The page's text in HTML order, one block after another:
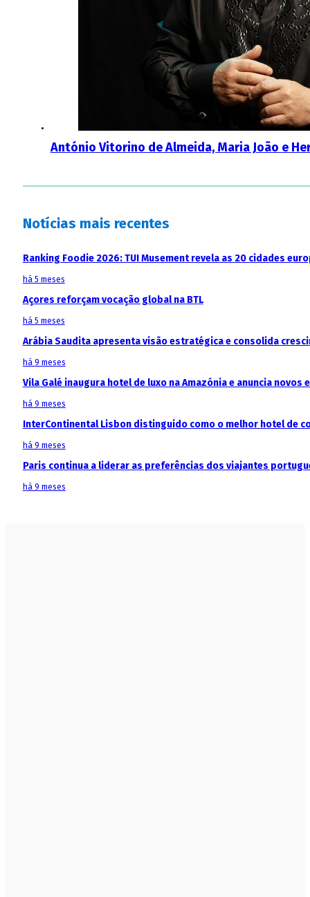
António Vitorino de Almeida, Maria João e
Notícias mais recentes
Ranking Foodie 2026: TUI Musement revela as 20 cidades
há 5 meses
Açores reforçam vocação global na BTL
há 5 meses
Arábia Saudita apresenta visão estratégica e consolida
há 9 meses
Vila Galé inaugura hotel de luxo na Amazónia e anuncia
há 9 meses
InterContinental Lisbon distinguido como o melhor hotel de
há 9 meses
Paris continua a liderar as preferências dos viajantes
há 9 meses